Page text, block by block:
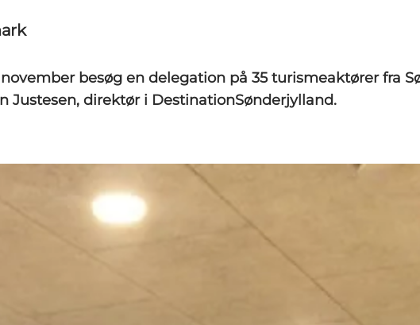
besøg en delegation på 35 turismeaktører fra
direktør i DestinationSønderjylland.